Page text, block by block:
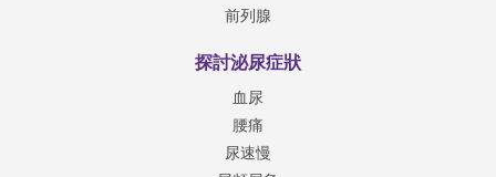
前列腺
探討泌尿症狀
血尿
腰痛
尿速慢